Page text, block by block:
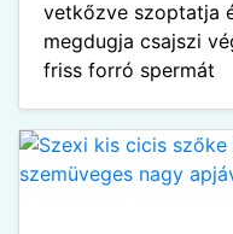
vetkőzve szoptatja
megdugja csajszi
friss forró spermát